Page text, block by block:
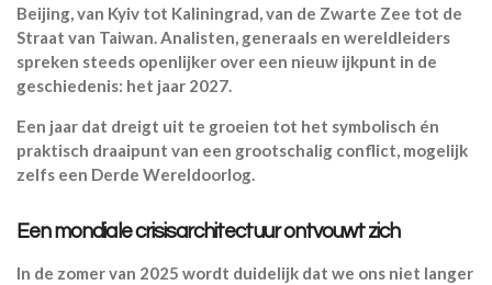
Beijing, van Kyiv tot Kaliningrad, van de Zwarte Zee tot de
Straat van Taiwan. Analisten, generaals en wereldleiders
spreken steeds openlijker over een nieuw ijkpunt in de
geschiedenis: het jaar 2027.
Een jaar dat dreigt uit te groeien tot het symbolisch én
praktisch draaipunt van een grootschalig conflict, mogelijk
zelfs een Derde Wereldoorlog.
Een mondiale crisisarchitectuur ontvouwt zich
In de zomer van 2025 wordt duidelijk dat we ons niet langer